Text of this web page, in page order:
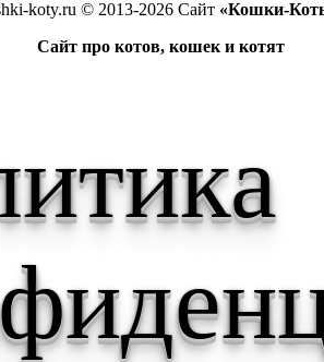
koty.ru © 2013-2026 Сайт «Кошки-
Сайт про котов, кошек и котят